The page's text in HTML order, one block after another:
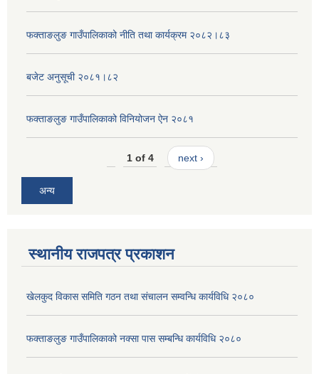
फक्ताङलुङ गाउँपालिकाको नीति तथा कार्यक्रम २०८२।८३
बजेट अनुसूची २०८१।८२
फक्ताङलुङ गाउँपालिकाको विनियोजन ऐन २०८१
1 of 4 next ›
अन्य
स्थानीय राजपत्र प्रकाशन
खेलकुद विकास समिति गठन तथा संचालन सम्वन्धि कार्यविधि २०८०
फक्ताङलुङ गाउँपालिकाको नक्सा पास सम्बन्धि कार्यविधि २०८०